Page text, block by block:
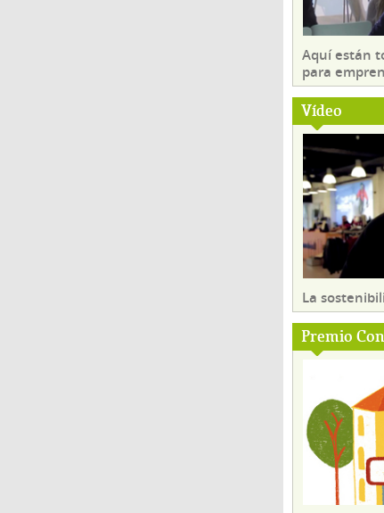
Aquí están
para
Vídeo
La
Premio